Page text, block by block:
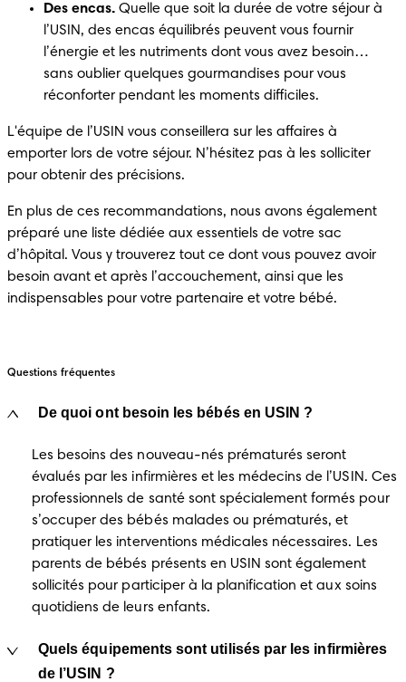
Des encas. Quelle que soit la durée de votre séjour à
l’USIN, des encas équilibrés peuvent vous fournir
l’énergie et les nutriments dont vous avez besoin…
sans oublier quelques gourmandises pour vous
réconforter pendant les moments difficiles.
L'équipe de l’USIN vous conseillera sur les affaires à
emporter lors de votre séjour. N’hésitez pas à les solliciter
pour obtenir des précisions.
En plus de ces recommandations, nous avons également
préparé une liste dédiée aux essentiels de votre sac
d’hôpital. Vous y trouverez tout ce dont vous pouvez avoir
besoin avant et après l’accouchement, ainsi que les
indispensables pour votre partenaire et votre bébé.
Questions fréquentes
De quoi ont besoin les bébés en USIN ?
Les besoins des nouveau-nés prématurés seront
évalués par les infirmières et les médecins de l’USIN. Ces
professionnels de santé sont spécialement formés pour
s’occuper des bébés malades ou prématurés, et
pratiquer les interventions médicales nécessaires. Les
parents de bébés présents en USIN sont également
sollicités pour participer à la planification et aux soins
quotidiens de leurs enfants.
Quels équipements sont utilisés par les infirmières
de l’USIN ?